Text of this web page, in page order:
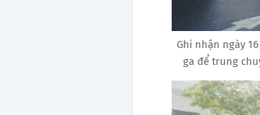
Ghi nhận ngày
ga để trung